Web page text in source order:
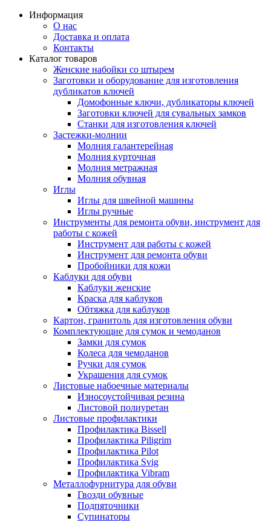
Информация
О нас
Доставка и оплата
Контакты
Каталог товаров
Женские набойки со штырем
Заготовки и оборудование для изготовления
дубликатов ключей
Домофонные ключи, дубликаторы ключей
Заготовки ключей для сувальных замков
Станки для изготовления ключей
Застежки-молнии
Молния галантерейная
Молния курточная
Молния метражная
Молния обувная
Иглы
Иглы для швейной машины
Иглы ручные
Инструменты для ремонта обуви, инструмент для
работы с кожей
Инструмент для работы с кожей
Инструмент для ремонта обуви
Пробойники для кожи
Каблуки для обуви
Каблуки женские
Краска для каблуков
Обтяжка для каблуков
Картон, гранитоль для изготовления обуви
Комплектующие для сумок и чемоданов
Замки для сумок
Колеса для чемоданов
Ручки для сумок
Украшения для сумок
Листовые набоечные материалы
Износоустойчивая резина
Листовой полиуретан
Листовые профилактики
Профилактика Bissell
Профилактика Piligrim
Профилактика Pilot
Профилактика Svig
Профилактика Vibram
Металлофурнитура для обуви
Гвозди обувные
Подпяточники
Супинаторы